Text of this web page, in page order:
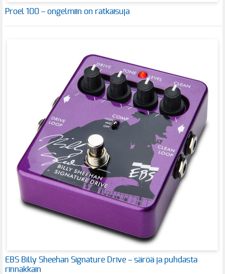
Proel 100 – ongelmiin on ratkaisuja
EBS Billy Sheehan Signature Drive – säröä ja puhdasta
rinnakkain